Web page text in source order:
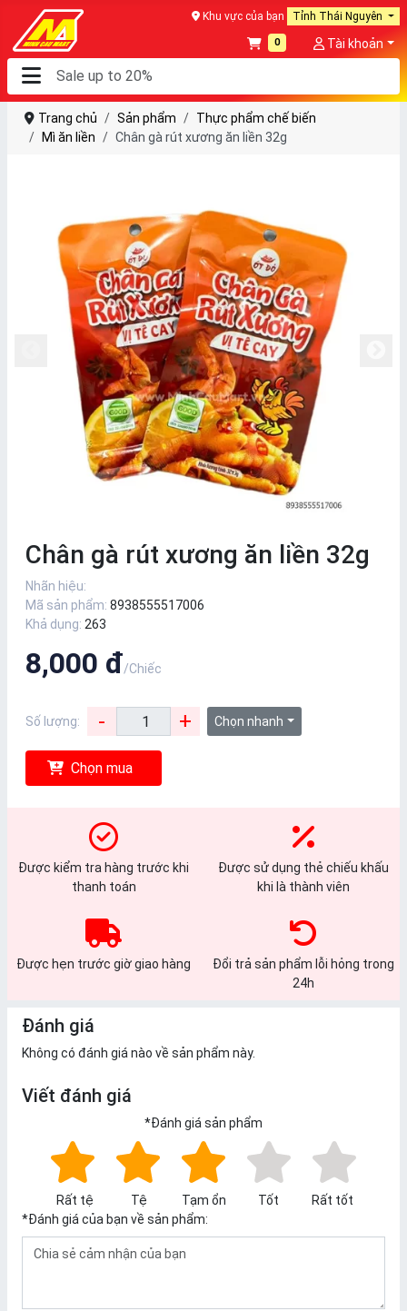
Khu vực của bạn Tỉnh Thái Nguyên
0 Tài khoản
Trang chủ Sản phẩm
Thực phẩm chế biến
Mì ăn liền
Chân gà rút xương ăn liền 32g
Chân gà rút xương ăn liền 32g
Nhãn hiệu:
Mã sản phẩm: 8938555517006
Khả dụng: 263
8,000 đ/Chiếc
Số lượng: - + Chọn nhanh
Chọn mua
Được kiểm tra hàng trước khi
thanh toán
Được sử dụng thẻ chiếu khấu
khi là thành viên
Được hẹn trước giờ giao hàng
Đổi trả sản phẩm lỗi hỏng trong
24h
Đánh giá
Không có đánh giá nào về sản phẩm này.
Viết đánh giá
*Đánh giá sản phẩm
Rất tệ Tệ Tạm ổn Tốt
Rất tốt
*Đánh giá của bạn về sản phẩm: